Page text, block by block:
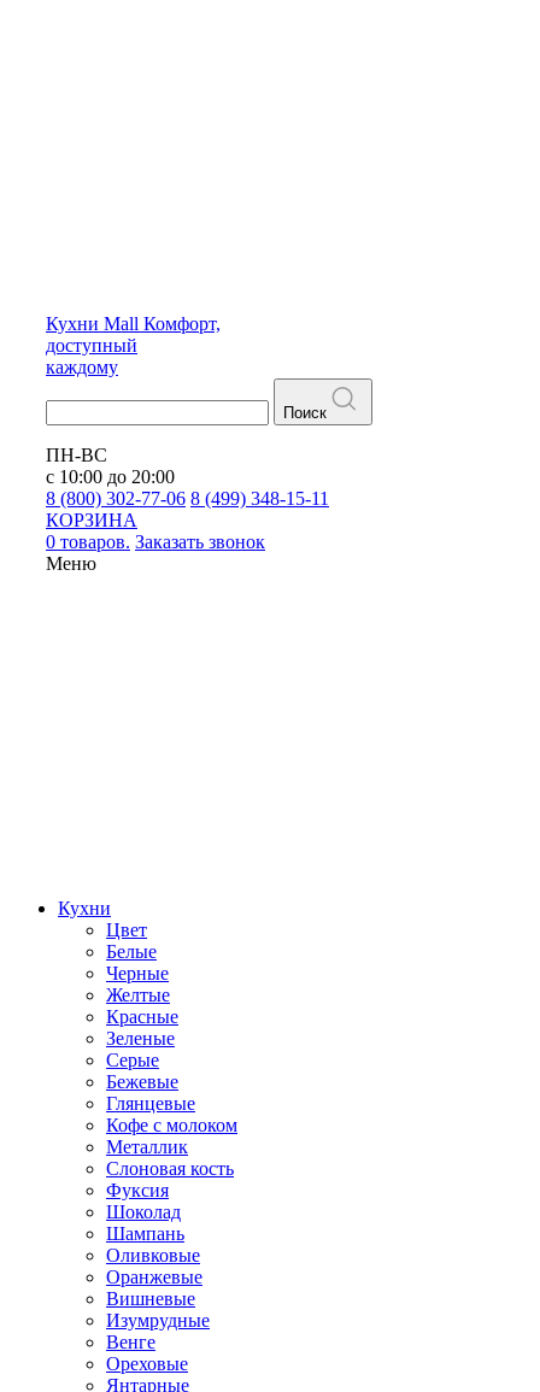
Кухни Mall Комфорт,
доступный
каждому
Поиск
ПН-ВС
с 10:00 до 20:00
8 (800) 302-77-06 8 (499) 348-15-11
КОРЗИНА
0 товаров. Заказать звонок
Меню
Кухни
Цвет
Белые
Черные
Желтые
Красные
Зеленые
Серые
Бежевые
Глянцевые
Кофе с молоком
Металлик
Слоновая кость
Фуксия
Шоколад
Шампань
Оливковые
Оранжевые
Вишневые
Изумрудные
Венге
Ореховые
Янтарные